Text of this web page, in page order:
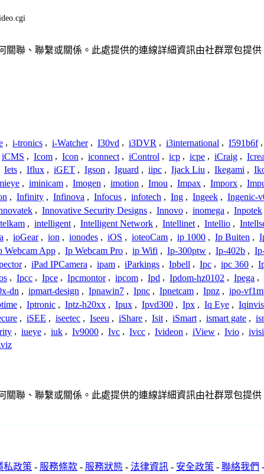
關聯、聯繫或關係。此處提供的連線詳細資訊由社群眾包
, i-tronics , i-Watcher , I30vd , i3DVR , i3international , I591b6f ,
iCMS , Icom , Icon , iconnect , iControl , icp , icpe , iCraig ,
Iets , Iflux , iGET , Igson , Iguard , iipc , Ijack Liu , Ikegami ,
, iminicam , Imogen , imotion , Imou , Impax , Imporx ,
, Infinity , Infinova , Infocus , infotech , Ing , Ingeek , Ingenic-
, Innovative Security Designs , Innovo , inomega , Inpotek
, intelligent , Intelligent Network , Intellinet , Intellio ,
, ioGear , ion , ionodes , iOS , ioteoCam , ip 1000 , Ip Buiten ,
Webcam App , Ip Webcam Pro , ip Wifi , Ip-300ptw , Ip-402b ,
, iPad IPCamera , ipam , iParkings , Ipbell , Ipc , ipc 360 ,
, Ipcc , Ipce , Ipcmontor , ipcom , Ipd , Ipdom-hz0102 , Ipega ,
dn , ipmart-design , Ipnawin7 , Ipnc , Ipnetcam , Ipnz , ipo-
, Iptronic , Iptz-h20xx , Ipux , Ipvd300 , Ipx , Iq Eye ,
, iSEE , iseetec , Iseeu , iShare , Isit , iSmart , ismart gate ,
, iueye , iuk , Iv9000 , Ivc , Ivcc , Ivideon , iView , Ivio ,
關聯、聯繫或關係。此處提供的連線詳細資訊由社群眾包
私政策 - 服務條款 - 服務狀態 - 法律資訊 - 安全政策 - 聯絡我們 -